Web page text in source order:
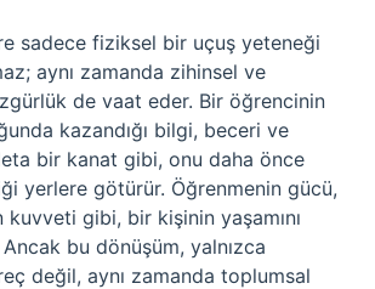
sadece fiziksel bir uçuş yeteneği
aynı zamanda zihinsel ve
de vaat eder. Bir öğrencinin
kazandığı bilgi, beceri ve
bir kanat gibi, onu daha önce
yerlere götürür. Öğrenmenin gücü,
kuvveti gibi, bir kişinin yaşamını
bu dönüşüm, yalnızca
değil, aynı zamanda toplumsal